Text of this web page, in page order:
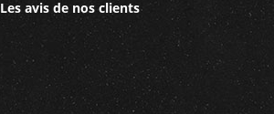
Les avis de nos clients